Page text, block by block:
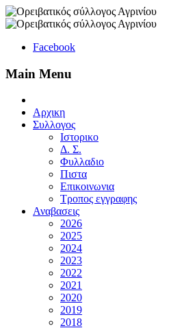
Facebook
Main Menu
Αρχικη
Συλλογος
Ιστορικο
Δ. Σ.
Φυλλαδιο
Πιστα
Επικοινωνια
Τροπος εγγραφης
Αναβασεις
2026
2025
2024
2023
2022
2021
2020
2019
2018